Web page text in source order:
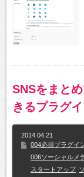
SNSをまと
きるプラグ
2014.04.21
004必須プラグイ
006ソーシャルメ
スタートアップ